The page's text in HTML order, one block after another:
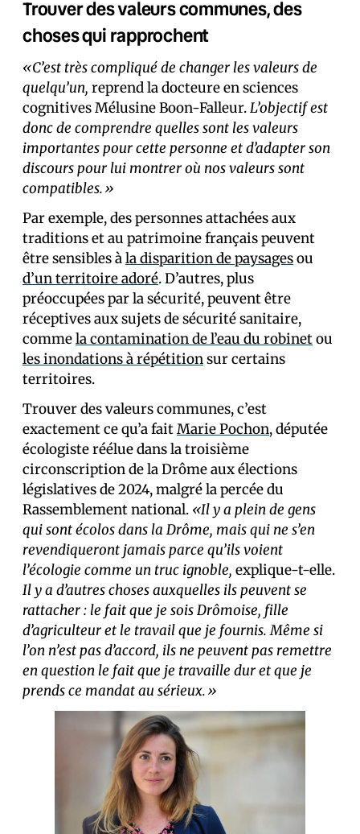
Trouver des valeurs communes, des
choses qui rapprochent
«C’est très compliqué de changer les valeurs de
quelqu’un, reprend la docteure en sciences
cognitives Mélusine Boon-Falleur.L’objectif est
donc de comprendre quelles sont les valeurs
importantes pour cette personne et d’adapter son
discours pour lui montrer où nos valeurs sont
compatibles.»
Par exemple, des personnes attachées aux
traditions et au patrimoine français peuvent
être sensibles àla disparition de paysagesou
d’un territoire adoré. D’autres, plus
préoccupées par la sécurité, peuvent être
réceptives aux sujets de sécurité sanitaire,
commela contamination de l’eau du robinetou
les inondations à répétitionsur certains
territoires.
Trouver des valeurs communes, c’est
exactement ce qu’a faitMarie Pochon, députée
écologiste réélue dans la troisième
circonscription de la Drôme aux élections
législatives de 2024, malgré la percée du
Rassemblement national. «Il y a plein de gens
qui sont écolos dans la Drôme, mais qui ne s’en
revendiqueront jamais parce qu’ils voient
l’écologie comme un truc ignoble, explique-t-elle.
Il y a d’autres choses auxquelles ils peuvent se
rattacher : le fait que je sois Drômoise, fille
d’agriculteur et le travail que je fournis. Même si
l’on n’est pas d’accord, ils ne peuvent pas remettre
en question le fait que je travaille dur et que je
prends ce mandat au sérieux.»